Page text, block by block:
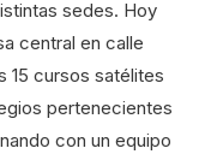
sedes. Hoy
central en calle
15 cursos satélites
pertenecientes
con un equipo